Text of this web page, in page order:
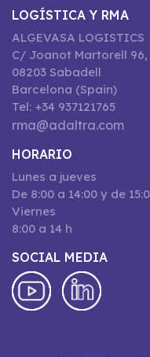
LOGÍSTICA Y RMA
ALGEVASA LOGISTICS
C/ Joanot Martorell 96,
08203 Sabadell
Barcelona (Spain)
Tel: +34 937121765
rma@adaltra.com
HORARIO
Lunes a jueves
De 8:00 a 14:00 y de
Viernes
8:00 a 14 h
SOCIAL MEDIA